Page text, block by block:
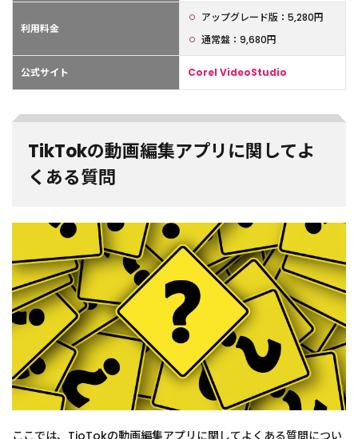
利用料金
アップグレード版：5,280円
通常盤：9,680円
公式サイト Corel VideoStudio
TikTokの動画編集アプリに関してよ
くある質問